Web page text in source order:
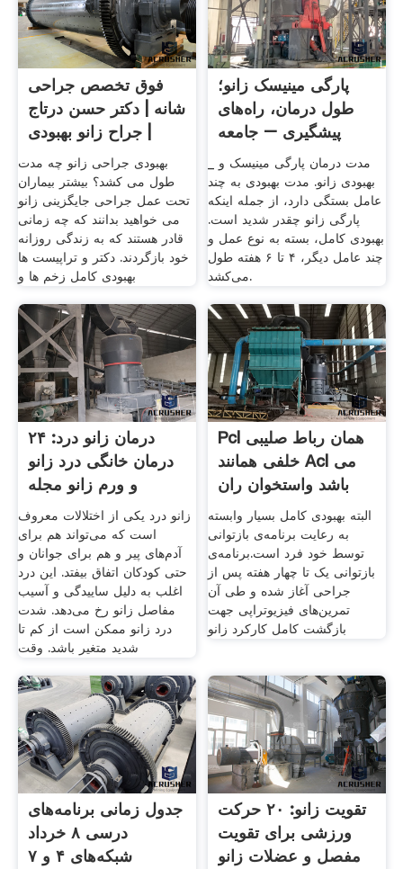
فوق تخصص جراحی
شانه | دکتر حسن درتاج
| جراح زانو بهبودی
بهبودی جراحی زانو چه مدت
طول می کشد؟ بیشتر بیماران
تحت عمل جراحی جایگزینی زانو
می خواهید بدانند که چه زمانی
قادر هستند که به زندگی روزانه
خود بازگردند. دکتر و تراپیست ها
بهبودی کامل زخم ها و
پارگی مینیسک زانو؛
طول درمان، راه‌های
پیشگیری – جامعه
بهبودی زانو. مدت بهبودی به چند
عامل بستگی دارد، از جمله اینکه
پارگی زانو چقدر شدید است.
بهبودی کامل، بسته به نوع عمل و
چند عامل دیگر، ۴ تا ۶ هفته طول
می‌کشد.
درمان زانو درد: ۲۴
درمان خانگی درد زانو
و ورم زانو مجله
زانو درد یکی از اختلالات معروف
است که می‌تواند هم برای
آدم‌های پیر و هم برای جوانان و
حتی کودکان اتفاق بیفتد. این درد
اغلب به دلیل ساییدگی و آسیب
مفاصل زانو رخ می‌دهد. شدت
درد زانو ممکن است از کم تا
شدید متغیر باشد. وقت
Pcl همان رباط صلیبی
خلفی همانند Acl می
باشد واستخوان ران
البته بهبودی کامل بسیار وابسته
به رعایت برنامه‌ی بازتوانی
توسط خود فرد است.برنامه‌ی
بازتوانی یک تا چهار هفته پس از
جراحی آغاز شده و طی آن
تمرین‌های فیزیوتراپی جهت
بازگشت کامل کارکرد زانو
جدول زمانی برنامه‌های
درسی ۸ خرداد
شبکه‌های ۴ و ۷
تقویت زانو: ۲۰ حرکت
ورزشی برای تقویت
مفصل و عضلات زانو